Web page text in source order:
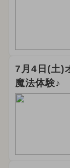
7月4日(土)
魔法体験♪